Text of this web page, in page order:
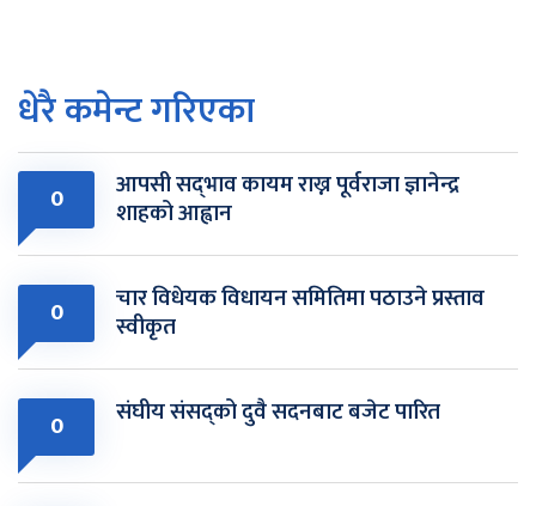
धेरै कमेन्ट गरिएका
0 आपसी सद्‌भाव कायम राख्न पूर्वराजा ज्ञानेन्द्र
शाहको आह्वान
0 चार विधेयक विधायन समितिमा पठाउने प्रस्ताव
स्वीकृत
0 संघीय संसद्को दुवै सदनबाट बजेट पारित